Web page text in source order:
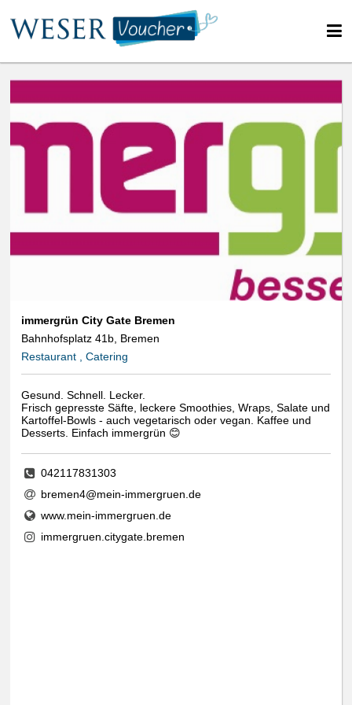
immergrün City Gate Bremen
Bahnhofsplatz 41b, Bremen
Restaurant , Catering
Gesund. Schnell. Lecker.
Frisch gepresste Säfte, leckere Smoothies, Wraps, Salate und
Kartoffel-Bowls - auch vegetarisch oder vegan. Kaffee und
Desserts. Einfach immergrün 😊
042117831303
bremen4@mein-immergruen.de
www.mein-immergruen.de
immergruen.citygate.bremen